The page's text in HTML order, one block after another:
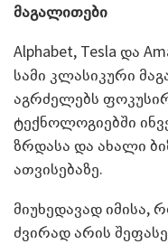
მაგალითები
Alphabet, Tesla და
სამი კლასიკური
აგრძელებს
ტექნოლოგიებში
ზრდასა და ახალი
ათვისებაზე.
მიუხედავად იმისა,
ძვირად არის